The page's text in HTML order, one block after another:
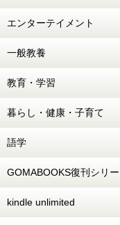
エンターテイメント
一般教養
教育・学習
暮らし・健康・子育て
語学
GOMABOOKS復刊シリ
kindle unlimited